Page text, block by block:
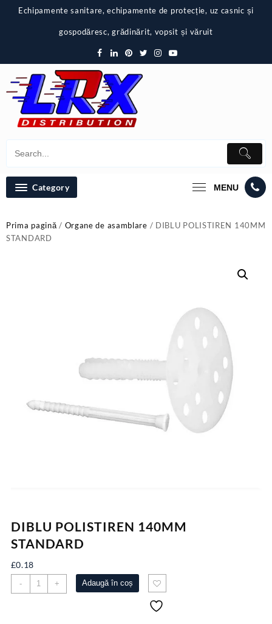
Echipamente sanitare, echipamente de protecție, uz casnic și
gospodăresc, grădinărit, vopsit și văruit
Category MENU
Prima pagină/ Organe de asamblare / DIBLU POLISTIREN 140MM
STANDARD
DIBLU POLISTIREN 140MM
STANDARD
£0.18
-
Cantitate
DIBLU
+ Adaugă în coș